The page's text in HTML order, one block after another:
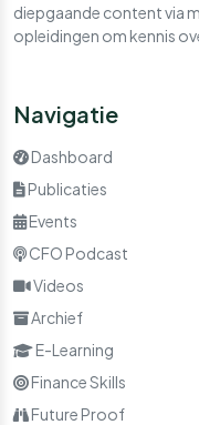
diepgaande content via
opleidingen om kennis
Navigatie
Dashboard
Publicaties
Events
CFO Podcast
Videos
Archief
E-Learning
Finance Skills
Future Proof